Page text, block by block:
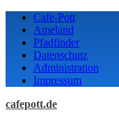
Skip
content
Cafe-Pott
Ameland
Pfadfinder
Datenschutz
Administration
Impressum
cafepott.de